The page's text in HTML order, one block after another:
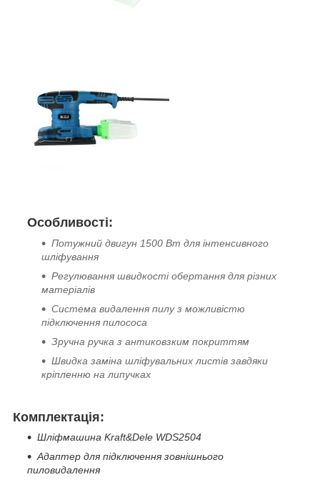
Особливості:
Потужний двигун 1500 Вт для інтенсивного
шліфування
Регулювання швидкості обертання для різних
матеріалів
Система видалення пилу з можливістю
підключення пилососа
Зручна ручка з антиковзким покриттям
Швидка заміна шліфувальних листів завдяки
кріпленню на липучках
Комплектація:
Шліфмашина Kraft&Dele WDS2504
Адаптер для підключення зовнішнього
пиловидалення